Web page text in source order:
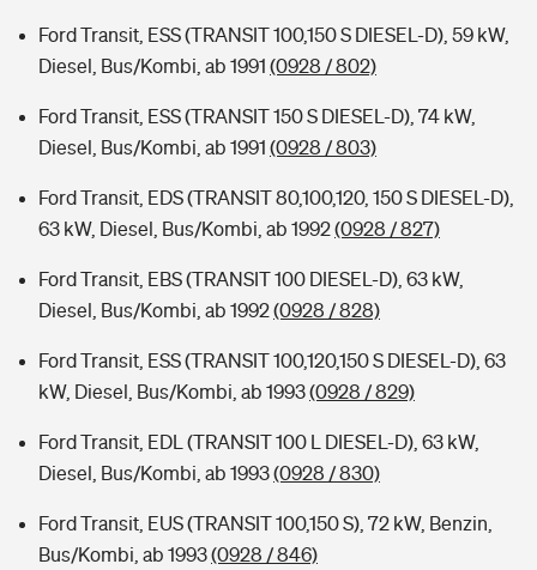
Ford Transit, ESS (TRANSIT 100,150 S DIESEL-D), 59 kW,
Diesel, Bus/Kombi, ab 1991 (0928 / 802)
Ford Transit, ESS (TRANSIT 150 S DIESEL-D), 74 kW,
Diesel, Bus/Kombi, ab 1991 (0928 / 803)
Ford Transit, EDS (TRANSIT 80,100,120, 150 S DIESEL-D),
63 kW, Diesel, Bus/Kombi, ab 1992(0928 / 827)
Ford Transit, EBS (TRANSIT 100 DIESEL-D), 63 kW,
Diesel, Bus/Kombi, ab 1992(0928 / 828)
Ford Transit, ESS (TRANSIT 100,120,150 S DIESEL-D), 63
kW, Diesel, Bus/Kombi, ab 1993(0928 / 829)
Ford Transit, EDL (TRANSIT 100 L DIESEL-D), 63 kW,
Diesel, Bus/Kombi, ab 1993(0928 / 830)
Ford Transit, EUS (TRANSIT 100,150 S), 72 kW, Benzin,
Bus/Kombi, ab 1993(0928 / 846)